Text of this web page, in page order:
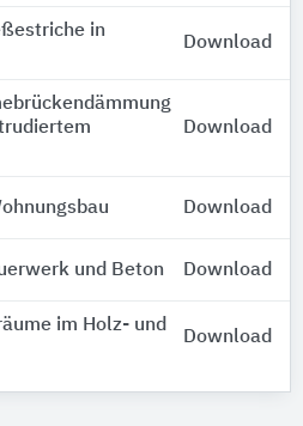
in
Download
Download
Download
und Beton Download
im Holz- und
Download